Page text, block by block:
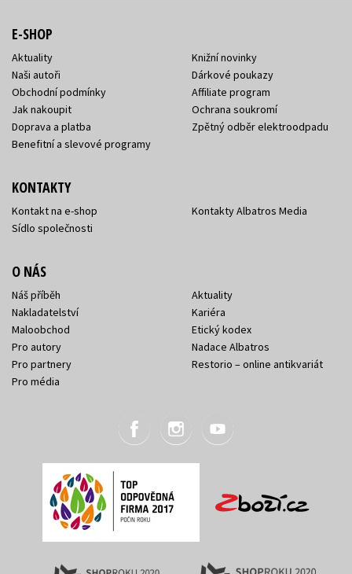
E-SHOP
Aktuality
Naši autoři
Obchodní podmínky
Jak nakoupit
Doprava a platba
Benefitní a slevové programy
Knižní novinky
Dárkové poukazy
Affiliate program
Ochrana soukromí
Zpětný odběr elektroodpadu
KONTAKTY
Kontakt na e-shop
Sídlo společnosti
Kontakty Albatros Media
O NÁS
Náš příběh
Nakladatelství
Maloobchod
Pro autory
Pro partnery
Pro média
Aktuality
Kariéra
Etický kodex
Nadace Albatros
Restorio – online antikvariát